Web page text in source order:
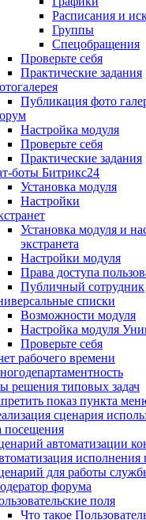
Расписания и
Группы
Спецобращения
Проверьте себя
Практические задания
Публикация фото
Настройка модуля
Проверьте себя
Практические задания
боты Битрикс24
Установка модуля
Настройки
Установка модуля и
экстранета
Настройки модуля
Права доступа
Публичный сотрудник
списки
Возможности модуля
Настройка модуля
Проверьте себя
рабочего времени
решения типовых задач
показ пункта
сценария
посещения
автоматизации
исполнения
для работы
форума
поля
Что такое